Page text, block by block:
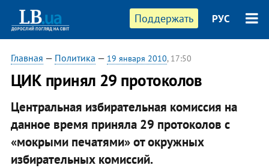
Поддержать РУС
Главная — Политика — 19 января 2010, 17:50
ЦИК принял 29 протоколов
Центральная избирательная комиссия на
данное время приняла 29 протоколов с
«мокрыми печатями» от окружных
избирательных комиссий.